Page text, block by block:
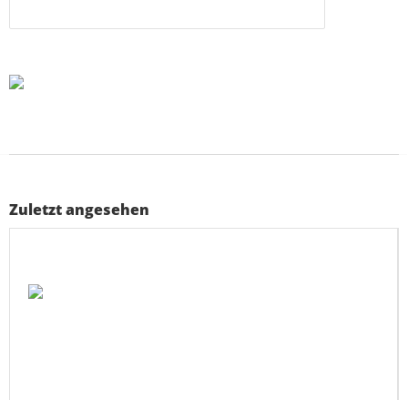
Zuletzt angesehen